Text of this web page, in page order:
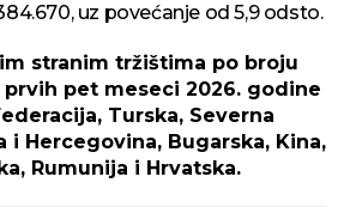
uz povećanje od 5,9 odsto.
stranim tržištima po broju
pet meseci 2026. godine
Turska, Severna
i Hercegovina, Bugarska, Kina,
Rumunija i Hrvatska.